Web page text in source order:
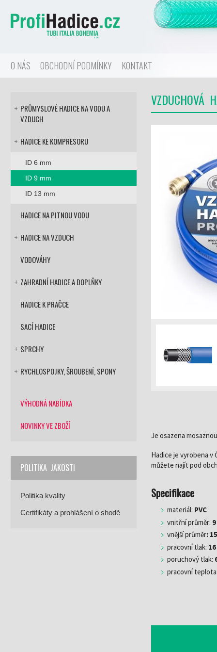
O NÁS OBCHODNÍ PODMÍNKY KONTAKT
VZDUCHOVÁ
Je osazena
Hadice je vyrobena v
můžete najít pod
Specifikace
materiál: PVC
vnitřní průměr:
vnější průměr:
pracovní tlak:
poruchový tlak:
pracovní teplota:
+ PRŮMYSLOVÉ HADICE NA VODU A
VZDUCH
+ HADICE KE KOMPRESORU
ID 6 mm
ID 9 mm
ID 13 mm
HADICE NA PITNOU VODU
+ HADICE NA VZDUCH
VODOVÁHY
+ ZAHRADNÍ HADICE A DOPLŇKY
HADICE K PRAČCE
SACÍ HADICE
+ SPRCHY
+ RYCHLOSPOJKY, ŠROUBENÍ, SPONY
VÝHODNÁ NABÍDKA
NOVINKY VE ZBOŽÍ
POLITIKA JAKOSTI
Politika kvality
Certifikáty a prohlášení o shodě